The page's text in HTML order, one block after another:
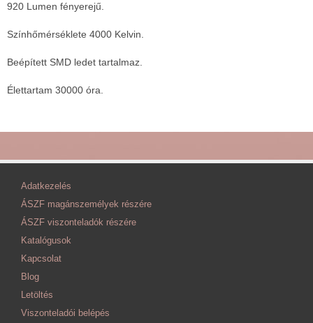
920 Lumen fényerejű.
Színhőmérséklete 4000 Kelvin.
Beépített SMD ledet tartalmaz.
Élettartam 30000 óra.
Adatkezelés
ÁSZF magánszemélyek részére
ÁSZF viszonteladók részére
Katalógusok
Kapcsolat
Blog
Letöltés
Viszonteladói belépés